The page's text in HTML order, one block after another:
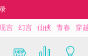
言 幻言 仙侠 青春 穿